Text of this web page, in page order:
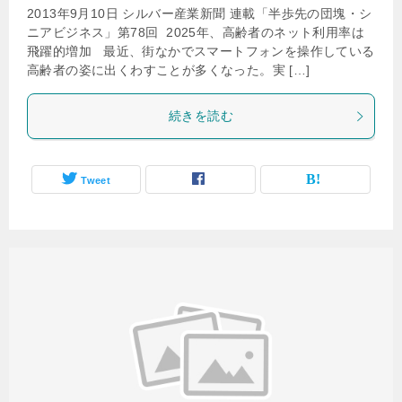
2013年9月10日 シルバー産業新聞 連載「半歩先の団塊・シ
ニアビジネス」第78回 2025年、高齢者のネット利用率は
飛躍的増加 最近、街なかでスマートフォンを操作している
高齢者の姿に出くわすことが多くなった。実 […]
続きを読む
Tweet